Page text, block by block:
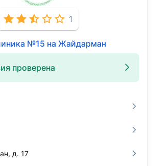
1
№15 на Жайдарман
проверена
д. 17